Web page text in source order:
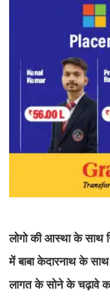
लोगो की आस्था के साथ
में बाबा केदारनाथ के
लागत के सोने के चढ़ावे